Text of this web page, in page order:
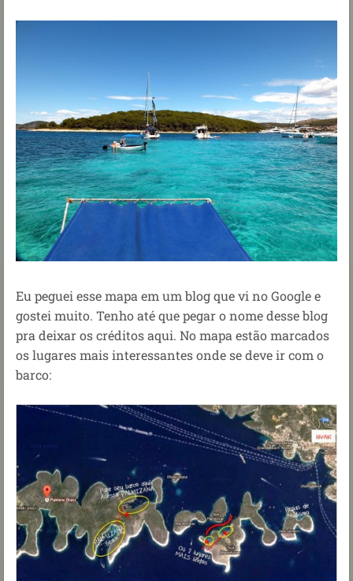
Eu peguei esse mapa em um blog que vi no Google e
gostei muito. Tenho até que pegar o nome desse blog
pra deixar os créditos aqui. No mapa estão marcados
os lugares mais interessantes onde se deve ir com o
barco: